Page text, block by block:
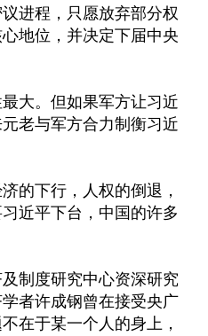
进程，只愿放弃部分权
地位，并决定下届中央
大。但如果军方让习近
老与军方合力制衡习近
的下行，人权的倒退，
近平下台，中国的许多
制度研究中心资深研究
者许成钢曾在接受央广
在于某一个人的身上，